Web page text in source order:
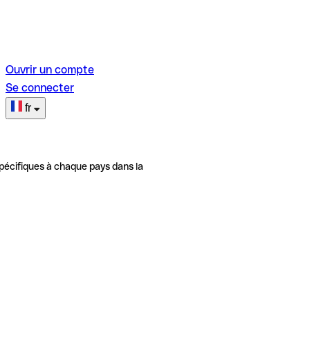
Ouvrir un compte
Se connecter
fr
à chaque pays dans la